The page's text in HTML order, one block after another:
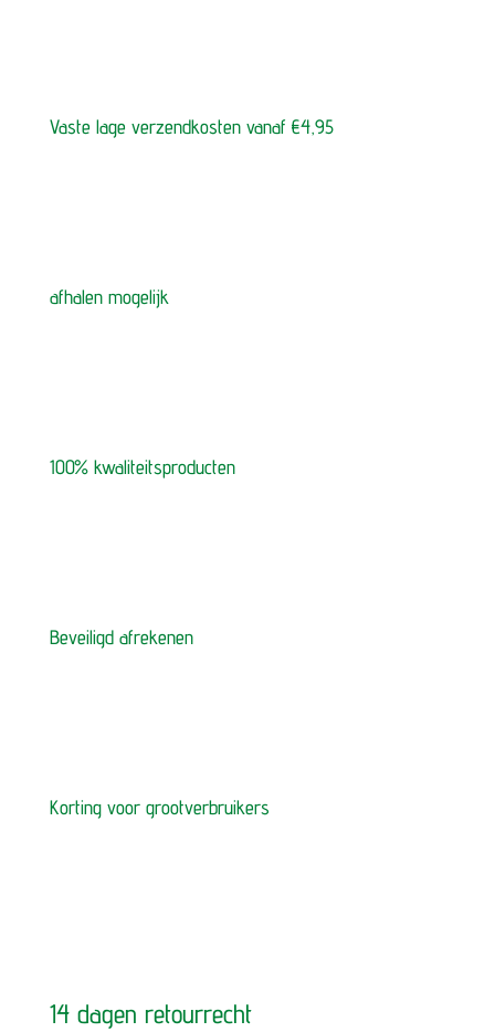
Vaste lage verzendkosten vanaf €4,95
afhalen mogelijk
100% kwaliteitsproducten
Beveiligd afrekenen
Korting voor grootverbruikers
14 dagen retourrecht